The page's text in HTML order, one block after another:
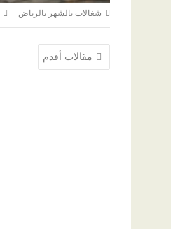
شغالات بالشهر بالرياض
تصفّح
المقالات
مقالات أقدم